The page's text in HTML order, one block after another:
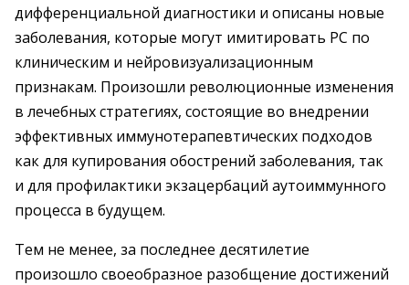
дифференциальной диагностики и описаны новые
заболевания, которые могут имитировать РС по
клиническим и нейровизуализационным
признакам. Произошли революционные изменения
в лечебных стратегиях, состоящие во внедрении
эффективных иммунотерапевтических подходов
как для купирования обострений заболевания, так
и для профилактики экзацербаций аутоиммунного
процесса в будущем.
Тем не менее, за последнее десятилетие
произошло своеобразное разобщение достижений